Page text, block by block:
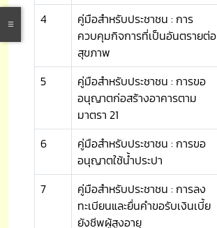
4
คู่มือสำหรับประชาชน : การ
ควบคุมกิจการที่เป็นอันตรายต่อ
สุขภาพ
5
คู่มือสำหรับประชาชน : การขอ
อนุญาตก่อสร้างอาคารตาม
มาตรา 21
6
คู่มือสำหรับประชาชน : การขอ
อนุญาตใช้น้ำประปา
7
คู่มือสำหรับประชาชน : การลง
ทะเบียนและยื่นคำขอรับเงินเบี้ย
ยังชีพผู้สูงอายุ